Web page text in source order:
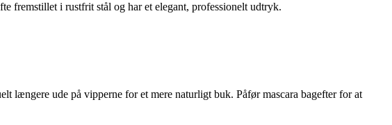
fremstillet i rustfrit stål og har et elegant, professionelt udtryk.
længere ude på vipperne for et mere naturligt buk. Påfør mascara bagefter for at